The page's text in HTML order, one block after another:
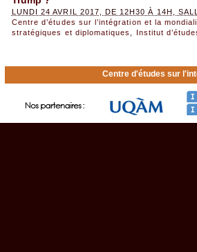
LUNDI 24 AVRIL 2017, DE 12H30 À 14H,
Centre d’études sur l’intégration et la
stratégiques et diplomatiques
Institut
Centre d'études sur